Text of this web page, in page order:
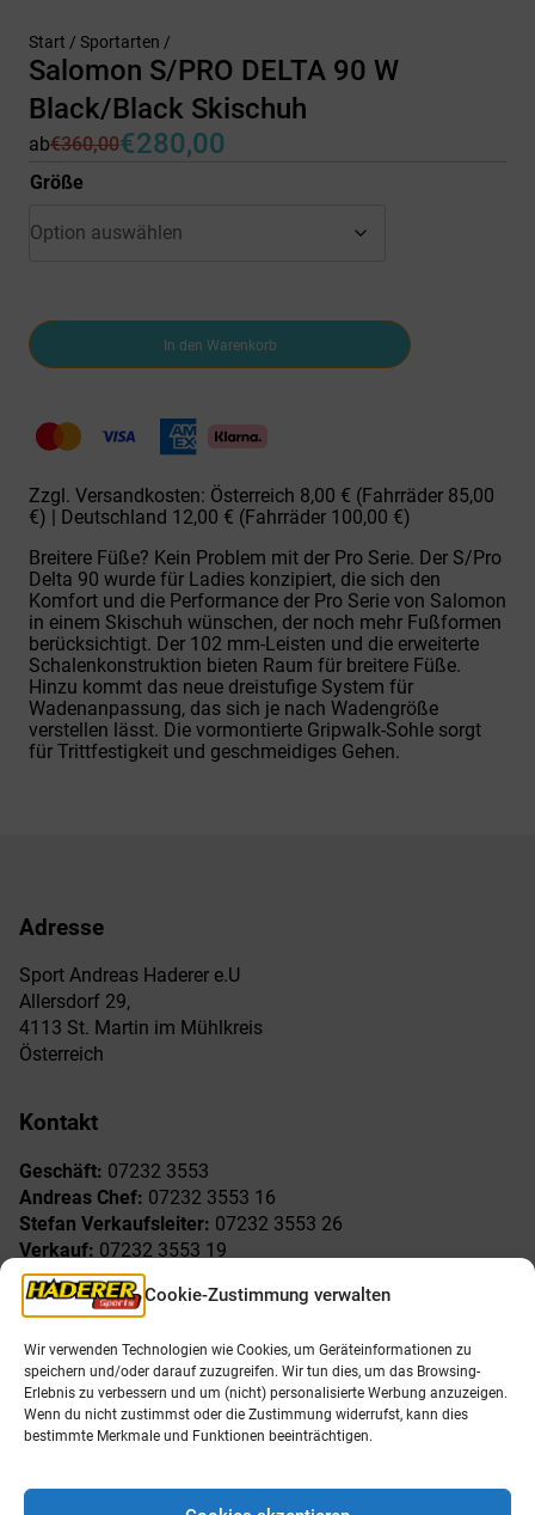
Cookie-Zustimmung verwalten
Wir verwenden Technologien wie Cookies, um Geräteinformationen zu
speichern und/oder darauf zuzugreifen. Wir tun dies, um das Browsing-
Erlebnis zu verbessern und um (nicht) personalisierte Werbung anzuzeigen.
Wenn du nicht zustimmst oder die Zustimmung widerrufst, kann dies
bestimmte Merkmale und Funktionen beeinträchtigen.
Start / Sportarten /
Salomon S/PRO DELTA 90 W
Black/Black Skischuh
ab€360,00
Ursprünglicher
Preis
war:
€280,00
Aktueller
Preis
ist:
Größe
Salomon
S/PRO
DELTA
Black/Black
Skischuh
In den Warenkorb
Zzgl. Versandkosten: Österreich 8,00 € (Fahrräder 85,00
€) | Deutschland 12,00 € (Fahrräder 100,00 €)
Breitere Füße? Kein Problem mit der Pro Serie. Der S/Pro
Delta 90 wurde für Ladies konzipiert, die sich den
Komfort und die Performance der Pro Serie von Salomon
in einem Skischuh wünschen, der noch mehr Fußformen
berücksichtigt. Der 102 mm-Leisten und die erweiterte
Schalenkonstruktion bieten Raum für breitere Füße.
Hinzu kommt das neue dreistufige System für
Wadenanpassung, das sich je nach Wadengröße
verstellen lässt. Die vormontierte Gripwalk-Sohle sorgt
für Trittfestigkeit und geschmeidiges Gehen.
Adresse
Sport Andreas Haderer e.U
Allersdorf 29,
4113 St. Martin im Mühlkreis
Österreich
Kontakt
Geschäft: 07232 3553
Andreas Chef: 07232 3553 16
Stefan Verkaufsleiter: 07232 3553 26
Verkauf: 07232 3553 19
Reklamationen:
Freude am Sport
AGB
Impressum
Datenschutzerklärung
Allgemeines
Öffnungszeiten
Unser Team